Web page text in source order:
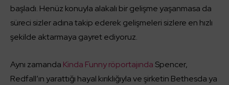
başladı. Henüz konuyla alakalı bir gelişme yaşanmasa da
süreci sizler adına takip ederek gelişmeleri sizlere en hızlı
şekilde aktarmaya gayret ediyoruz.
Aynı zamanda Kinda Funny röportajında Spencer,
Redfall’ın yarattığı hayal kırıklığıyla ve şirketin Bethesda ya